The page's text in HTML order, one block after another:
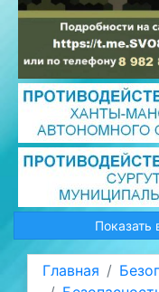
Главная